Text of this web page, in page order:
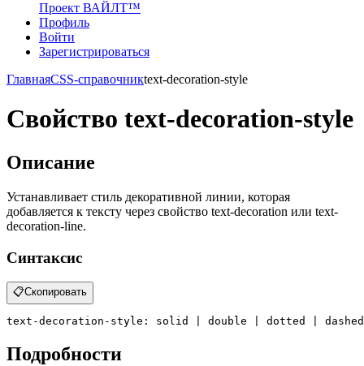
Проект ВАЙЛТ™
Профиль
Войти
Зарегистрироваться
ГлавнаяCSS-справочникtext-decoration-style
Свойство text-decoration-style
Описание
Устанавливает стиль декоративной линии, которая
добавляется к тексту через свойство text-decoration или text-
decoration-line.
Синтаксис
📋Скопировать
text-decoration-style : solid | double | dotted |
Подробности